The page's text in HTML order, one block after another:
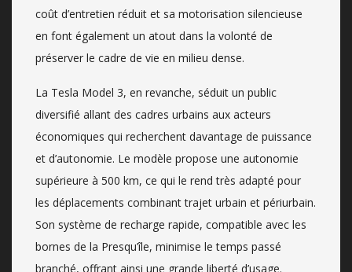
coût d’entretien réduit et sa motorisation silencieuse
en font également un atout dans la volonté de
préserver le cadre de vie en milieu dense.
La Tesla Model 3, en revanche, séduit un public
diversifié allant des cadres urbains aux acteurs
économiques qui recherchent davantage de puissance
et d’autonomie. Le modèle propose une autonomie
supérieure à 500 km, ce qui le rend très adapté pour
les déplacements combinant trajet urbain et périurbain.
Son système de recharge rapide, compatible avec les
bornes de la Presqu’île, minimise le temps passé
branché, offrant ainsi une grande liberté d’usage.